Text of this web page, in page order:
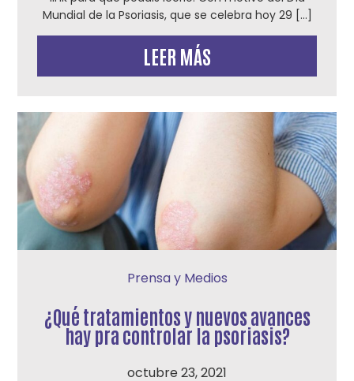
Mundial de la Psoriasis, que se celebra hoy 29 […]
LEER MÁS
Prensa y Medios
¿Qué tratamientos y nuevos avances
hay pra controlar la psoriasis?
octubre 23, 2021